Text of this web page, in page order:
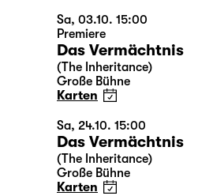
Sa, 03.10. 15:00
Premiere
Das Vermächtnis
(The Inheritance)
Große Bühne
Karten
Sa, 24.10. 15:00
Das Vermächtnis
(The Inheritance)
Große Bühne
Karten